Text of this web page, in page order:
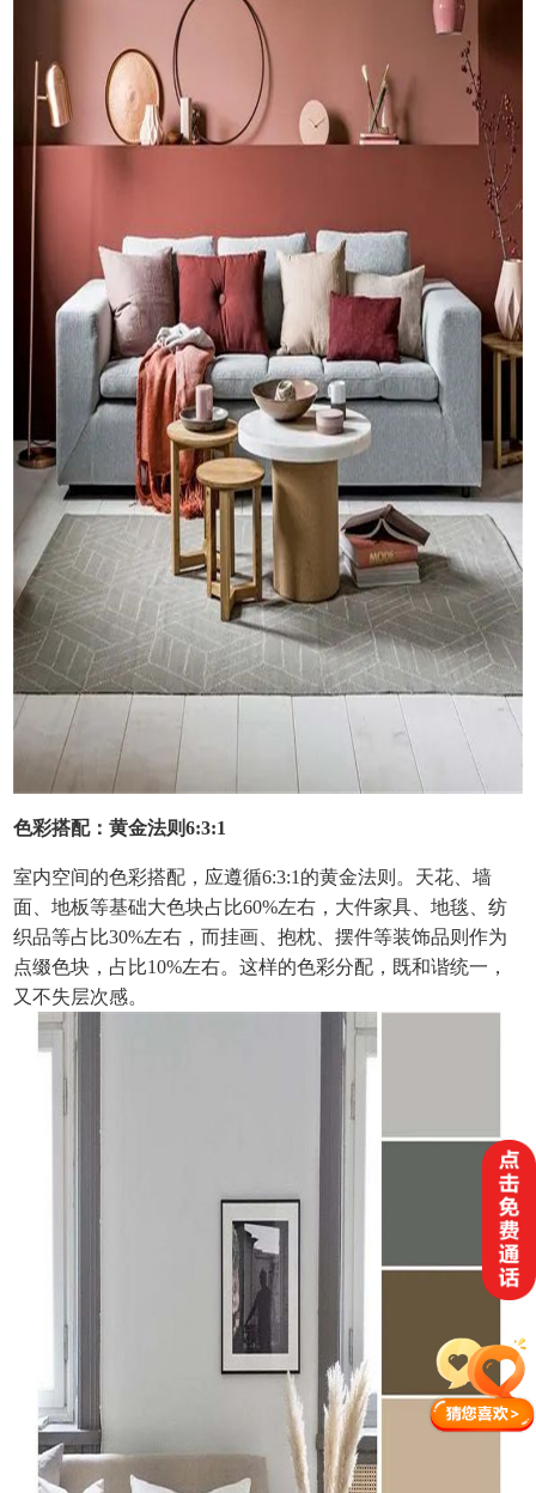
色彩搭配：黄金法则6:3:1
室内空间的色彩搭配，应遵循6:3:1的黄金法则。天花、墙
面、地板等基础大色块占比60%左右，大件家具、地毯、纺
织品等占比30%左右，而挂画、抱枕、摆件等装饰品则作为
点缀色块，占比10%左右。这样的色彩分配，既和谐统一，
又不失层次感。